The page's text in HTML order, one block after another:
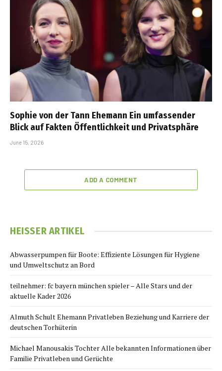
Sophie von der Tann Ehemann Ein umfassender
Blick auf Fakten Öffentlichkeit und Privatsphäre
June 15, 2026
ADD A COMMENT
HEISSER ARTIKEL
Abwasserpumpen für Boote: Effiziente Lösungen für Hygiene
und Umweltschutz an Bord
teilnehmer: fc bayern münchen spieler – Alle Stars und der
aktuelle Kader 2026
Almuth Schult Ehemann Privatleben Beziehung und Karriere der
deutschen Torhüterin
Michael Manousakis Tochter Alle bekannten Informationen über
Familie Privatleben und Gerüchte